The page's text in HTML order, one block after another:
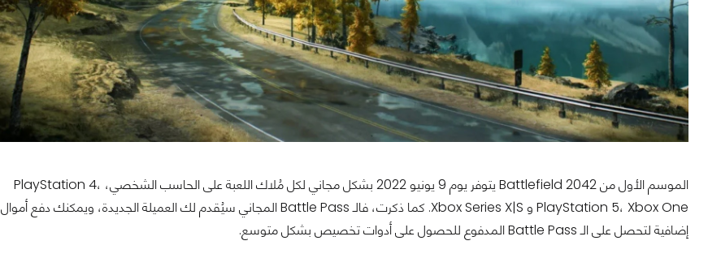
الموسم الأول من Battlefield 2042 يتوفر يوم 9 يونيو 2022 بشكل مجاني لكل مُلاك اللعبة على الحاسب الشخصي، PlayStation 4،
PlayStation 5، Xbox One و Xbox Series X|S. كما ذكرت، فالـ Battle Pass المجاني سيُقدم لك العميلة الجديدة، ويمكنك دفع أموال
إضافية لتحصل على الـ Battle Pass المدفوع للحصول على أدوات تخصيص بشكل متوسع.